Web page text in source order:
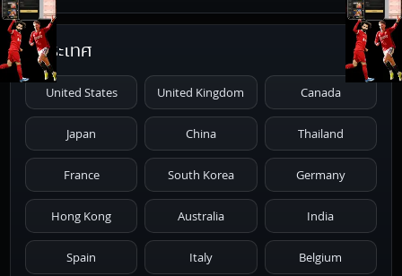
1996 1995 1994 1993 1992
1991 1987
1986 1985 1984 1983 1982
1981 1980 1979 1978 1977
1976 1975 1974 1973 1972
1971 1970 1969 1968 1967
ประเทศ
United States United Kingdom Canada
Japan China Thailand
France South Korea Germany
Hong Kong Australia India
Spain Italy Belgium